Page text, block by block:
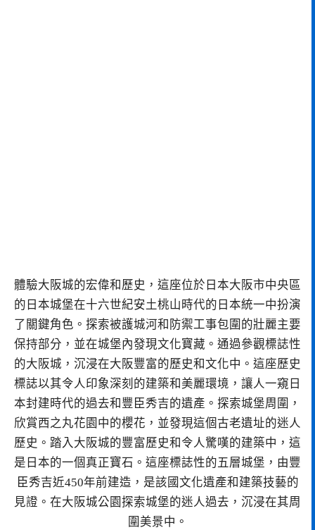
體驗大阪城的宏偉和歷史，這座位於日本大阪市中央區
的日本城堡在十六世紀安土桃山時代的日本統一中扮演
了關鍵角色。探索被護城河和防禦工事包圍的壯麗主要
保持部分，並在城堡內發現文化寶藏。通過參觀標誌性
的大阪城，沉浸在大阪豐富的歷史和文化中。這座歷史
標誌以其令人印象深刻的建築和美麗環境，讓人一窺日
本封建時代的過去和豐臣秀吉的遺產。探索城堡周圍，
欣賞西之丸花園中的櫻花，並發現這個古老遺址的迷人
歷史。踏入大阪城的豐富歷史和令人驚嘆的建築中，這
是日本的一個真正寶石。這座標誌性的五層城堡，由豐
臣秀吉近450年前建造，是該國文化遺產和建築技藝的
見證。在大阪城公園探索城堡的迷人過去，沉浸在其周
圍美景中。